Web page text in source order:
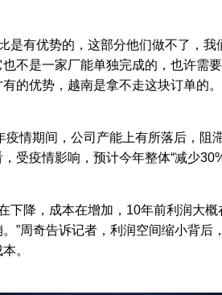
是有优势的，这部分他们做不了，
不是一家厂能单独完成的，也许需
的优势，越南是拿不走这块订单的
疫情期间，公司产能上有所落后，
受疫情影响，预计今年整体“减少
下降，成本在增加，10年前利润大
”周奇告诉记者，利润空间缩小背
。